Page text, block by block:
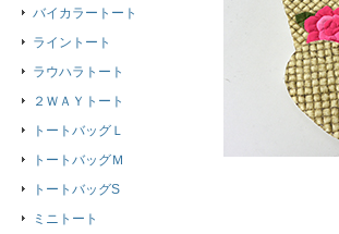
バイカラートート
ライントート
ラウハラトート
２ＷＡＹトート
トートバッグＬ
トートバッグＭ
トートバッグS
ミニトート